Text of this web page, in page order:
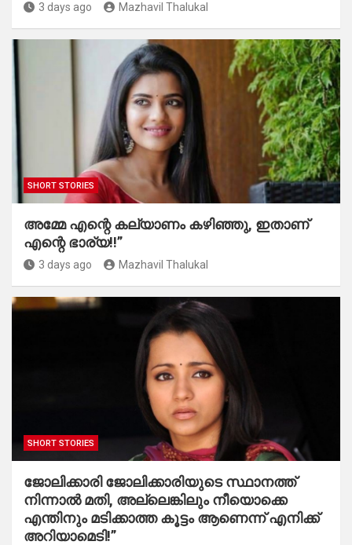
3 days ago Mazhavil Thalukal
SHORT STORIES
അമ്മേ എന്റെ കല്യാണം കഴിഞ്ഞു, ഇതാണ്
എന്റെ ഭാര്യ!!”
3 days ago Mazhavil Thalukal
SHORT STORIES
ജോലിക്കാരി ജോലിക്കാരിയുടെ സ്ഥാനത്ത്
നിന്നാൽ മതി, അല്ലെങ്കിലും നീയൊക്കെ
എന്തിനും മടിക്കാത്ത കൂട്ടം ആണെന്ന് എനിക്ക്
അറിയാമെടി!”